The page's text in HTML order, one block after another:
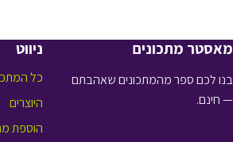
מאסטר מתכונים
בנו לכם ספר מהמתכונים שאהבתם
— חינם.
ניווט
כל
היוצרים
הוספת